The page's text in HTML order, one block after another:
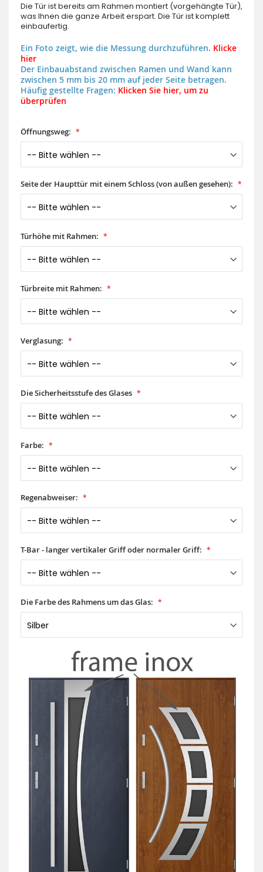
Die Tür ist bereits am Rahmen montiert (vorgehängte Tür),
was Ihnen die ganze Arbeit erspart. Die Tür ist komplett
einbaufertig.
Ein Foto zeigt, wie die Messung durchzuführen. Klicke
hier
Der Einbauabstand zwischen Ramen und Wand kann
zwischen 5 mm bis 20 mm auf jeder Seite betragen.
Häufig gestellte Fragen: Klicken Sie hier, um zu
überprüfen
Öffnungsweg:
Seite der Haupttür mit einem Schloss (von außen gesehen):
Türhöhe mit Rahmen:
Türbreite mit Rahmen:
Verglasung:
Die Sicherheitsstufe des Glases
Farbe:
Regenabweiser:
T-Bar - langer vertikaler Griff oder normaler Griff:
Die Farbe des Rahmens um das Glas: